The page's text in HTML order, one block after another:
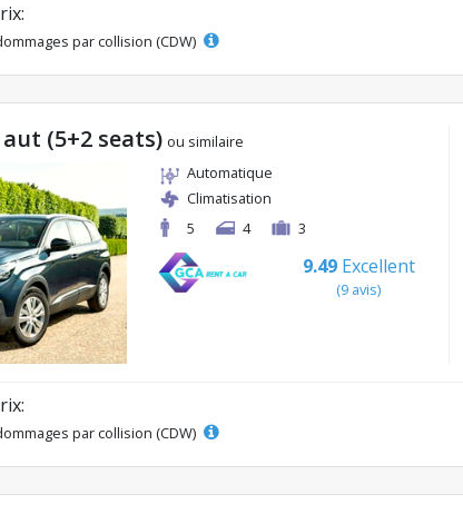
par collision (CDW)
(5+2 seats) ou similaire
Automatique
Climatisation
5
4 3
9.49 Excellent
(9 avis)
par collision (CDW)